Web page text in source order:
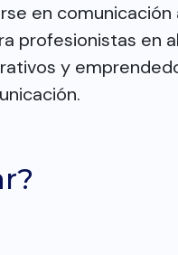
en
profesionistas en
y